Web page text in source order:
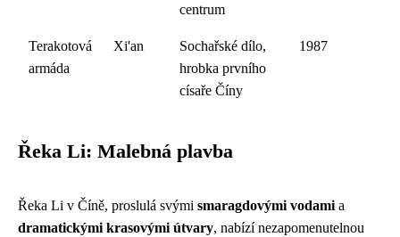
centrum
Terakotová
armáda
Xi'an
Sochařské dílo,
hrobka prvního
císaře Číny
1987
Řeka Li: Malebná plavba
Řeka Li v Číně, proslulá svými smaragdovými vodami a
dramatickými krasovými útvary, nabízí nezapomenutelnou